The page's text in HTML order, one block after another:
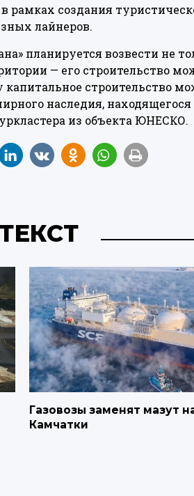
рамках создания
лайнеров.
планируется возвести не
— его строительство
капитальное строительство
наследия,
из объекта ЮНЕСКО.
Газовозы заменят мазут
Камчатки